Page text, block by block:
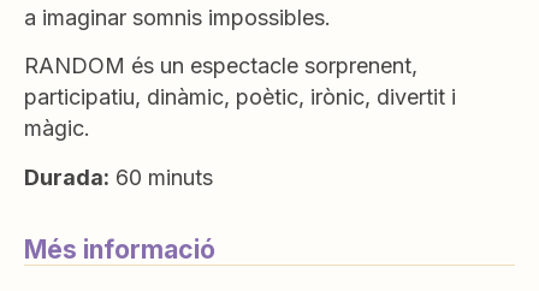
a imaginar somnis impossibles.
RANDOM és un espectacle sorprenent,
participatiu, dinàmic, poètic, irònic, divertit i
màgic.
Durada: 60 minuts
Més informació